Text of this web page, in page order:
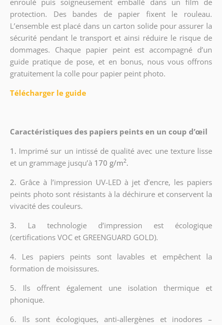
protection. Des bandes de papier fixent le rouleau.
L’ensemble est placé dans un carton solide pour assurer la
sécurité pendant le transport et ainsi réduire le risque de
dommages. Chaque papier peint est accompagné d’un
guide pratique de pose, et en bonus, nous vous offrons
gratuitement la colle pour papier peint photo.
Télécharger le guide
Caractéristiques des papiers peints en un coup d’œil
1. Imprimé sur un intissé de qualité avec une texture lisse
et un grammage jusqu’à 170 g/m2.
2. Grâce à l’impression UV-LED à jet d’encre, les papiers
peints photo sont résistants à la déchirure et conservent la
vivacité des couleurs.
3. La technologie d’impression est écologique
(certifications VOC et GREENGUARD GOLD).
4. Les papiers peints sont lavables et empêchent la
formation de moisissures.
5. Ils offrent également une isolation thermique et
phonique.
6. Ils sont écologiques, anti-allergènes et inodores –